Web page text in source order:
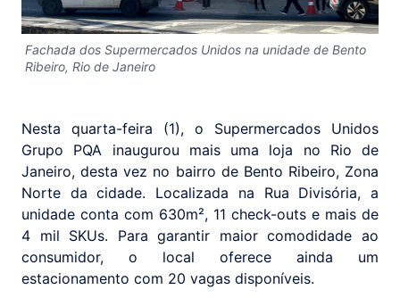
Fachada dos Supermercados Unidos na unidade de Bento
Ribeiro, Rio de Janeiro
Nesta quarta-feira (1), o Supermercados Unidos
Grupo PQA inaugurou mais uma loja no Rio de
Janeiro, desta vez no bairro de Bento Ribeiro, Zona
Norte da cidade. Localizada na Rua Divisória, a
unidade conta com 630m², 11 check-outs e mais de
4 mil SKUs. Para garantir maior comodidade ao
consumidor, o local oferece ainda um
estacionamento com 20 vagas disponíveis.